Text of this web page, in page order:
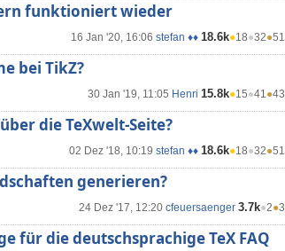
funktioniert wieder
16 Jan '20, 16:06 stefan ♦♦ 18.6k●18●32●51
bei TikZ?
30 Jan '19, 11:05 Henri 15.8k●15●41●43
die TeXwelt-Seite?
02 Dez '18, 10:19 stefan ♦♦ 18.6k●18●32●51
generieren?
24 Dez '17, 12:20 cfeuersaenger 3.7k●2●3
für die deutschsprachige TeX FAQ